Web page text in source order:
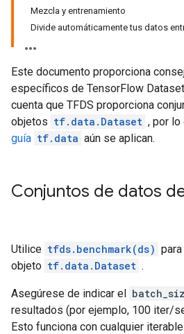
Mezcla y entrenamiento
Divide automáticamente tus datos
Este documento proporciona
específicos de TensorFlow
cuenta que TFDS proporciona
objetos tf.data.Dataset , por
guía tf.data aún se aplican.
Conjuntos de datos
Utilice tfds.benchmark(ds)
objeto tf.data.Dataset .
Asegúrese de indicar el
resultados (por ejemplo, 100 iter/
Esto funciona con cualquier